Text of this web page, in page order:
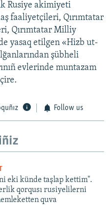
Rusiye akimiyeti
faaliyetçileri, Qırımtatar
Qırımtatar Milliy
yasaq etilgen «Hizb ut-
şübheli
evlerinde muntazam
Follow us
eki künde taşlap kettim".
qorqusı rusiyelilerni
quva